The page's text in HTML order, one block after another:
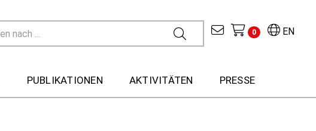
EN
0
PUBLIKATIONEN AKTIVITÄTEN PRESSE